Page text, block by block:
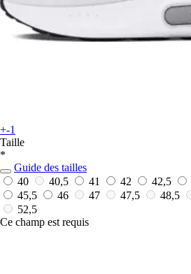
+-1
Taille
*
Guide des tailles
40
40,5 41 42 42,5
45,5
46 47 47,5 48,5
52,5
Ce champ est requis